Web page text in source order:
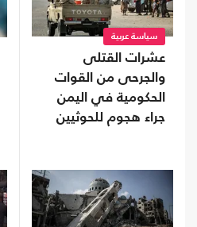
سياسة عربية
عشرات القتلى
والجرحى من القوات
الحكومية في اليمن
جراء هجوم للحوثيين